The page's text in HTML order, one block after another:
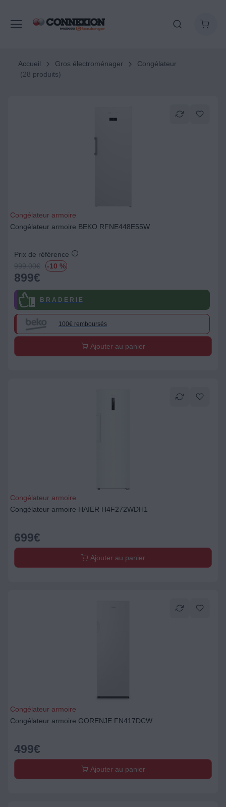
Accueil Gros électroménager
Congélateur
(28 produits)
Congélateur armoire
Congélateur armoire BEKO RFNE448E55W
Prix de référence
999.00€ -10 %
899€
B R A D E R I E
100€ remboursés
Ajouter au panier
Congélateur armoire
Congélateur armoire HAIER H4F272WDH1
699€
Ajouter au panier
Congélateur armoire
Congélateur armoire GORENJE FN417DCW
499€
Ajouter au panier